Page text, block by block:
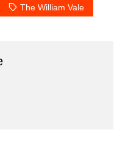
The William Vale